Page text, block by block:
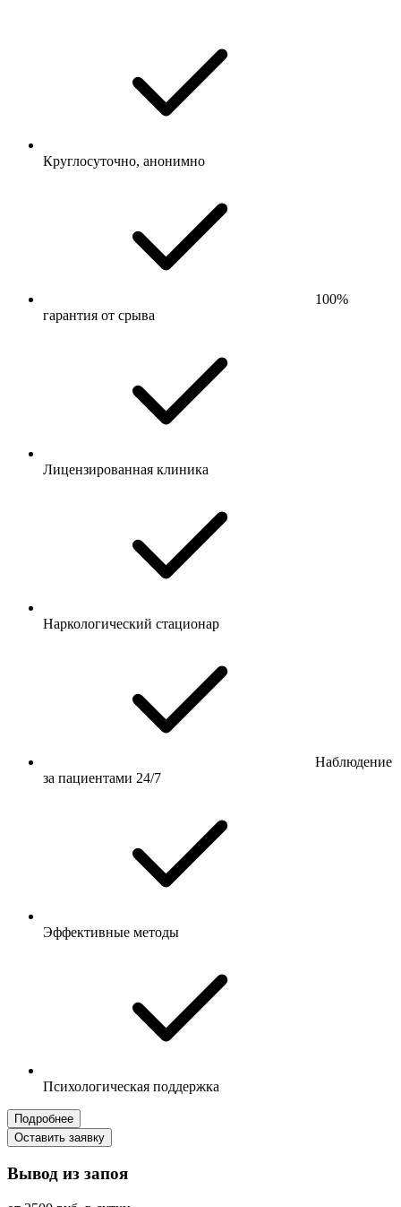
Круглосуточно, анонимно
100%
гарантия от срыва
Лицензированная клиника
Наркологический стационар
Наблюдение
за пациентами 24/7
Эффективные методы
Психологическая поддержка
Подробнее
Оставить заявку
Вывод из запоя